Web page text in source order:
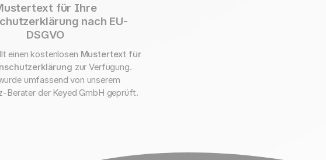
für Ihre
nach EU-
DSGVO
einen kostenlosen Mustertext für
zur Verfügung.
umfassend von unserem
Berater der Keyed GmbH geprüft.